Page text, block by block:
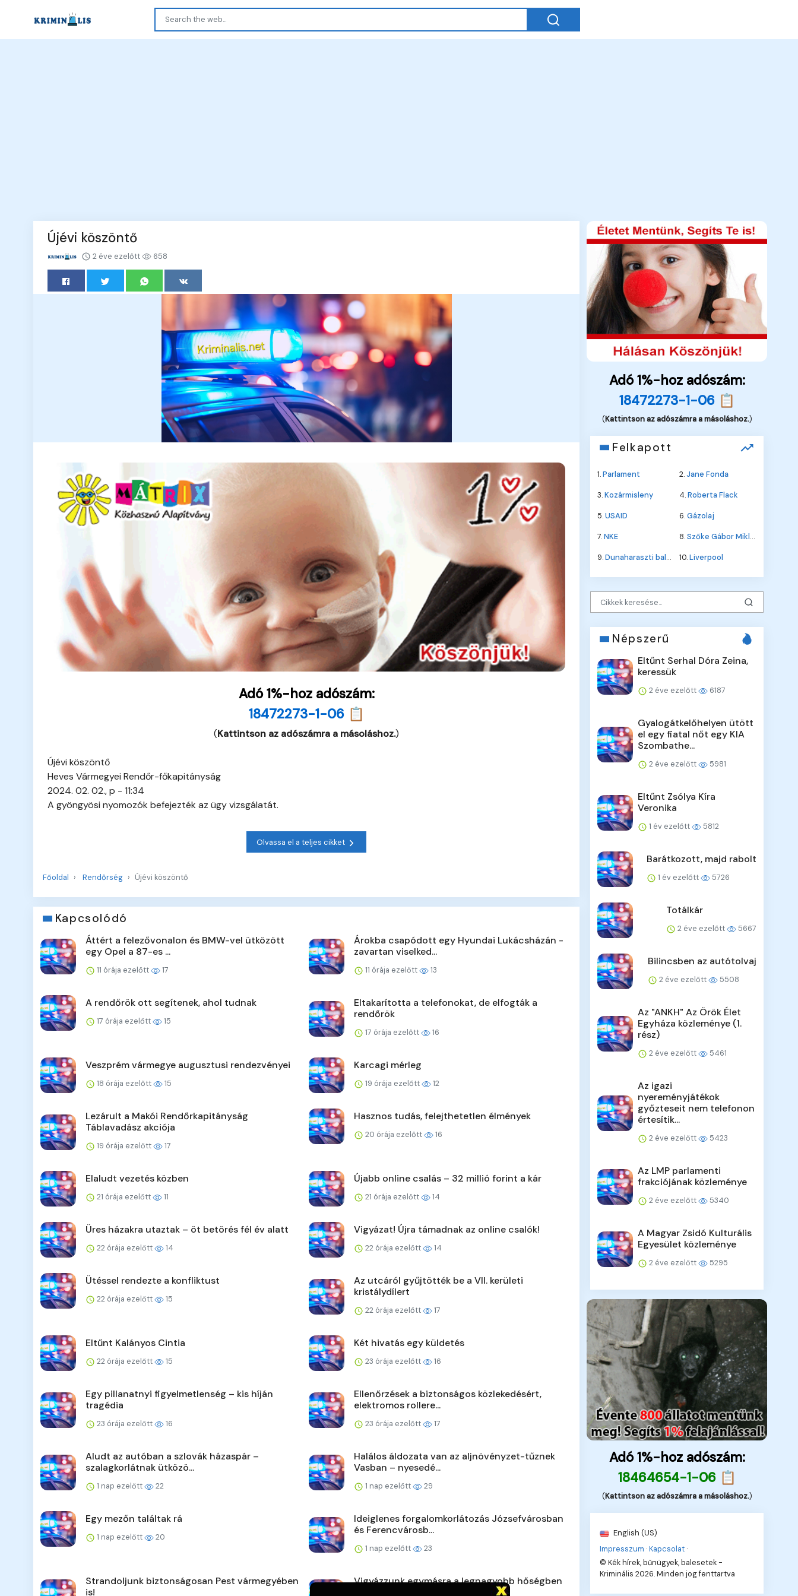
Újévi köszöntő
2 éve ezelőtt 658
Adó 1%-hoz adószám:
18472273-1-06 📋
(Kattintson az adószámra a másoláshoz.)
Újévi köszöntő
Heves Vármegyei Rendőr-főkapitányság
2024. 02. 02., p - 11:34
A gyöngyösi nyomozók befejezték az ügy vizsgálatát.
Olvassa el a teljes cikket
Főoldal Rendőrség Újévi köszöntő
Kapcsolódó
Áttért a felezővonalon és BMW-vel ütközött
egy Opel a 87-es ...
11 órája ezelőtt 17
Árokba csapódott egy Hyundai Lukácsházán -
zavartan viselked...
11 órája ezelőtt 13
A rendőrök ott segítenek, ahol tudnak
17 órája ezelőtt 15
Eltakarította a telefonokat, de elfogták a
rendőrök
17 órája ezelőtt 16
Veszprém vármegye augusztusi rendezvényei
18 órája ezelőtt 15
Karcagi mérleg
19 órája ezelőtt 12
Lezárult a Makói Rendőrkapitányság
Táblavadász akciója
19 órája ezelőtt 17
Hasznos tudás, felejthetetlen élmények
20 órája ezelőtt 16
Elaludt vezetés közben
21 órája ezelőtt 11
Újabb online csalás – 32 millió forint a kár
21 órája ezelőtt 14
Üres házakra utaztak – öt betörés fél év alatt
22 órája ezelőtt 14
Vigyázat! Újra támadnak az online csalók!
22 órája ezelőtt 14
Ütéssel rendezte a konfliktust
22 órája ezelőtt 15
Az utcáról gyűjtötték be a VII. kerületi
kristálydílert
22 órája ezelőtt 17
Eltűnt Kalányos Cintia
22 órája ezelőtt 15
Két hivatás egy küldetés
23 órája ezelőtt 16
Egy pillanatnyi figyelmetlenség – kis híján
tragédia
23 órája ezelőtt 16
Ellenőrzések a biztonságos közlekedésért,
elektromos rollere...
23 órája ezelőtt 17
Aludt az autóban a szlovák házaspár –
szalagkorlátnak ütközö...
1 nap ezelőtt 22
Halálos áldozata van az aljnövényzet-tűznek
Vasban – nyesedé...
1 nap ezelőtt 29
Egy mezőn találtak rá
1 nap ezelőtt 20
Ideiglenes forgalomkorlátozás Józsefvárosban
és Ferencvárosb...
1 nap ezelőtt 23
Strandoljunk biztonságosan Pest vármegyében
is!
Vigyázzunk egymásra a legnagyobb hőségben
Adó 1%-hoz adószám:
18472273-1-06 📋
(Kattintson az adószámra a másoláshoz.)
Felkapott
1.Parlament 2.Jane Fonda
3.Kozármisleny 4.Roberta Flack
5.USAID 6.Gázolaj
7.NKE 8.Szőke Gábor Miklós
9.Dunaharaszti baleset 10.Liverpool
Népszerű
Eltűnt Serhal Dóra Zeina,
keressük
2 éve ezelőtt 6187
Gyalogátkelőhelyen ütött
el egy fiatal nőt egy KIA
Szombathe...
2 éve ezelőtt 5981
Eltűnt Zsólya Kíra
Veronika
1 év ezelőtt 5812
Barátkozott, majd rabolt
1 év ezelőtt 5726
Totálkár
2 éve ezelőtt 5667
Bilincsben az autótolvaj
2 éve ezelőtt 5508
Az "ANKH" Az Örök Élet
Egyháza közleménye (1.
rész)
2 éve ezelőtt 5461
Az igazi
nyereményjátékok
győzteseit nem telefonon
értesítik...
2 éve ezelőtt 5423
Az LMP parlamenti
frakciójának közleménye
2 éve ezelőtt 5340
A Magyar Zsidó Kulturális
Egyesület közleménye
2 éve ezelőtt 5295
Adó 1%-hoz adószám:
18464654-1-06 📋
(Kattintson az adószámra a másoláshoz.)
English (US)
Impresszum ·Kapcsolat ·
© Kék hírek, bűnügyek, balesetek -
Kriminális 2026. Minden jog fenttartva